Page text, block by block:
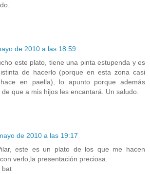
de 2010 a las 18:59
este plato, tiene una pinta estupenda y es
de hacerlo (porque en esta zona casi
en paella), lo apunto porque además
que a mis hijos les encantará. Un saludo.
de 2010 a las 19:17
este es un plato de los que me hacen
verlo,la presentación preciosa.
bat